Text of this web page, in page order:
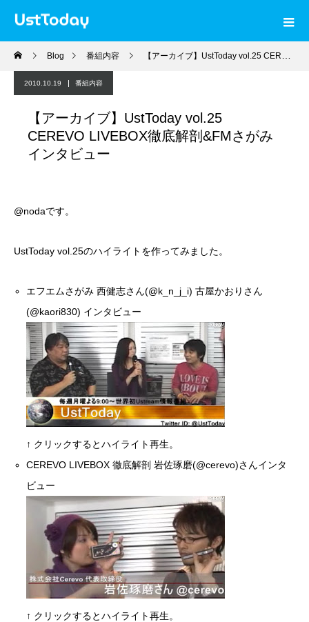
Blog 番組内容 【アーカイブ】UstToday vol.25 CEREVO LIVEBOX徹底解剖&FMさがみインタビュー
2010.10.19 番組内容
【アーカイブ】UstToday vol.25
CEREVO LIVEBOX徹底解剖&FMさがみ
インタビュー
@nodaです。
UstToday vol.25のハイライトを作ってみました。
エフエムさがみ 西健志さん(@k_n_j_i) 古屋かおりさん
(@kaori830) インタビュー
↑ クリックするとハイライト再生。
CEREVO LIVEBOX 徹底解剖 岩佐琢磨(@cerevo)さんインタ
ビュー
↑ クリックするとハイライト再生。